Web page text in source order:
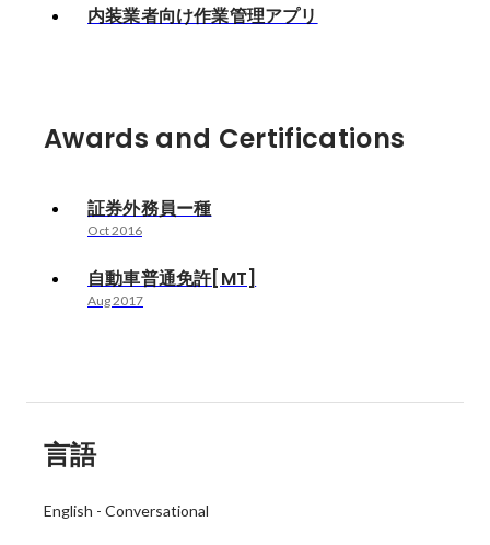
内装業者向け作業管理アプリ
Awards and Certifications
証券外務員ー種
Oct 2016
自動車普通免許[MT]
Aug 2017
言語
English - Conversational